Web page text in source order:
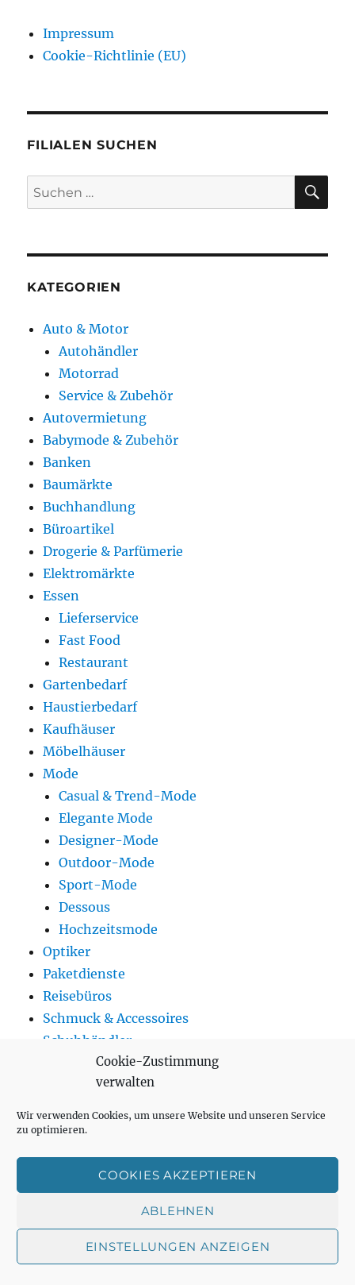
Cookie-Zustimmung
verwalten
Wir verwenden Cookies, um unsere Website und unseren Service
zu optimieren.
COOKIES AKZEPTIEREN
ABLEHNEN
EINSTELLUNGEN ANZEIGEN
Impressum
Cookie-Richtlinie (EU)
FILIALEN SUCHEN
Suchen
nach:
KATEGORIEN
Auto & Motor
Autohändler
Motorrad
Service & Zubehör
Autovermietung
Babymode & Zubehör
Banken
Baumärkte
Buchhandlung
Büroartikel
Drogerie & Parfümerie
Elektromärkte
Essen
Lieferservice
Fast Food
Restaurant
Gartenbedarf
Haustierbedarf
Kaufhäuser
Möbelhäuser
Mode
Casual & Trend-Mode
Elegante Mode
Designer-Mode
Outdoor-Mode
Sport-Mode
Dessous
Hochzeitsmode
Optiker
Paketdienste
Reisebüros
Schmuck & Accessoires
Schuhhändler
Spielwaren
Supermärkte
Tankstellen
Telekommunikation
Getränkemarkt
Kaffehäuser
Weinhändler
Wohnen